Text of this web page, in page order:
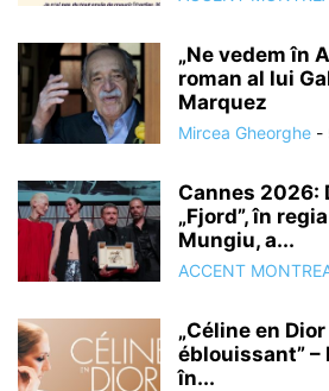
„Ne vedem în
roman al lui
Marquez
Mircea Gheorghe -
Cannes 2026:
„Fjord”, în
Mungiu, a...
ACCENT
„Céline en
éblouissant”
în...